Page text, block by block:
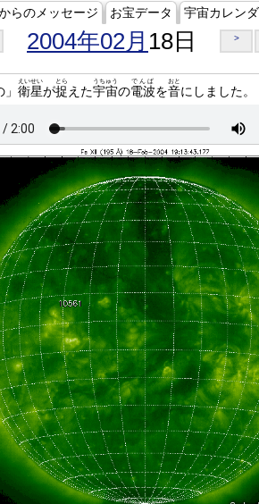
らのメッセージ お宝データ 宇宙カレン
2004年02月 18日 >
衛星
えいせい
が捉
とら
えた宇宙
うちゅう
の電波
でんぱ
を音
おと
にしました。